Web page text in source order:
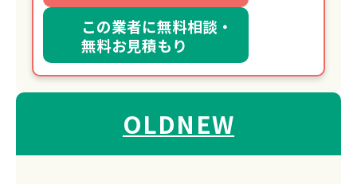
この業者に無料相談・
無料お見積もり
OLDNEW